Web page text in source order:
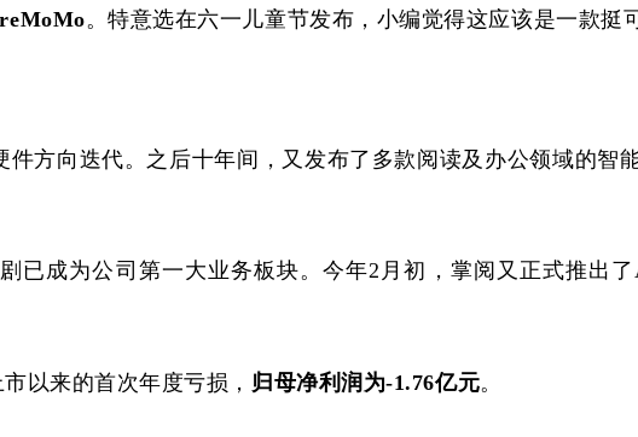
。特意选在六一儿童节发布，小编觉得这应该是一款挺
方向迭代。之后十年间，又发布了多款阅读及办公领域的智
已成为公司第一大业务板块。今年2月初，掌阅又正式推出
以来的首次年度亏损， 归母净利润为-1.76亿元。